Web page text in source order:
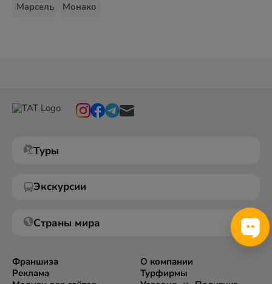
Марсель
Монако
Туры
Экскурсии
Страны мира
Франшиза
Реклама
О компании
Турфирмы